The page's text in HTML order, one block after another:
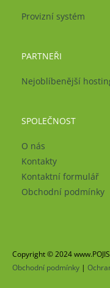
Provizní systém
PARTNEŘI
Nejoblíbenější
SPOLEČNOST
O nás
Kontakty
Kontaktní formulář
Obchodní podmínky
Copyright © 2024
Obchodní podmínky |